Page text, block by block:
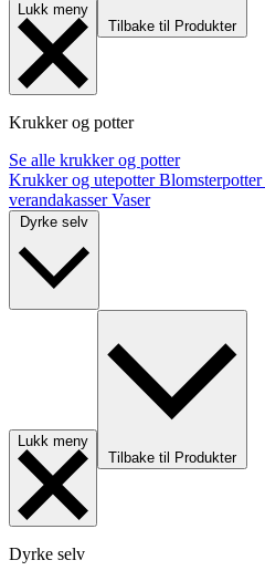
Lukk meny
Tilbake til Produkter
Krukker og potter
Se alle krukker og potter
Krukker og utepotterBlomsterpotter
verandakasserVaser
Lukk meny
Tilbake til Produkter
Dyrke selv